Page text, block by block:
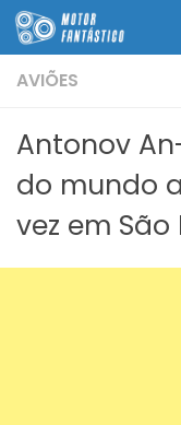
Skip to content
AVIÕES
Antonov
do mundo
vez em São